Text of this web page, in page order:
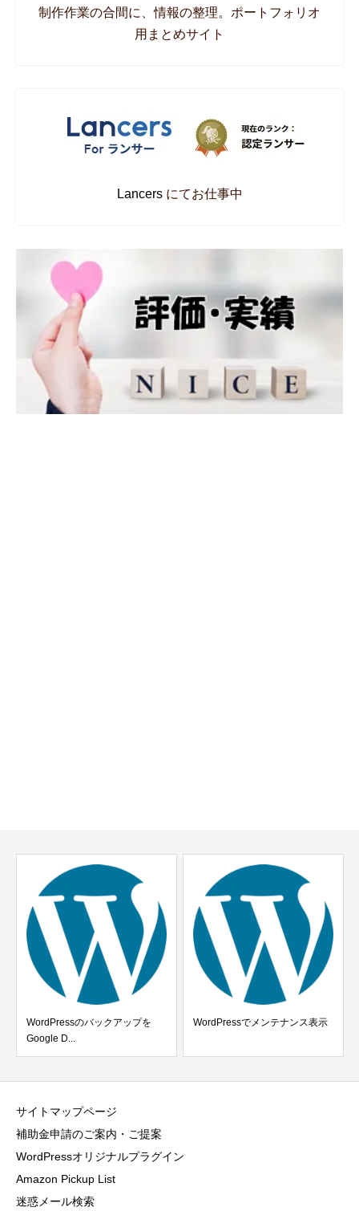
制作作業の合間に、情報の整理。ポートフォリオ
用まとめサイト
Lancersにてお仕事中
WordPressのバックアップを
Google D...
WordPressでメンテナンス表示
サイトマップページ
補助金申請のご案内・ご提案
WordPressオリジナルプラグイン
Amazon Pickup List
迷惑メール検索